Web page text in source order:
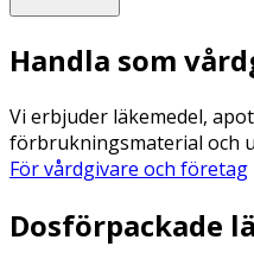
Handla som
Vi erbjuder läkemedel,
förbrukningsmaterial och
För vårdgivare och företag
Dosförpackade